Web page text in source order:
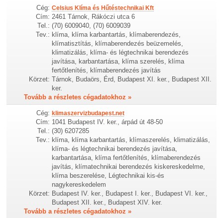
Cég: Celsius Klíma és Hűtéstechnikai Kft
Cím: 2461 Tárnok, Rákóczi utca 6
Tel.: (70) 6009040, (70) 6009039
Tev.: klíma, klíma karbantartás, klímaberendezés,
klímatisztítás, klímaberendezés beüzemelés,
klimatizálás, klíma- és légtechnikai berendezés
javítása, karbantartása, klíma szerelés, klíma
fertőtlenítés, klímaberendezés javítás
Körzet: Tárnok, Budaörs, Érd, Budapest XI. ker., Budapest XII.
ker.
Tovább a részletes cégadatokhoz »
Cég: klimaszervizbudapest.net
Cím: 1041 Budapest IV. ker., árpád út 48-50
Tel.: (30) 6207285
Tev.: klíma, klíma karbantartás, klímaszerelés, klimatizálás,
klíma- és légtechnikai berendezés javítása,
karbantartása, klíma fertőtlenítés, klímaberendezés
javítás, klímatechnikai berendezés kiskereskedelme,
klíma beszerelése, Légtechnikai kis-és
nagykereskedelem
Körzet: Budapest IV. ker., Budapest I. ker., Budapest VI. ker.,
Budapest XII. ker., Budapest XIV. ker.
Tovább a részletes cégadatokhoz »